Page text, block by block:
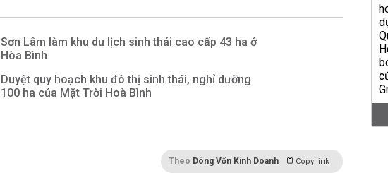
Sơn Lâm làm khu du lịch sinh thái cao cấp 43 ha ở
Hòa Bình
Duyệt quy hoạch khu đô thị sinh thái, nghỉ dưỡng
100 ha của Mặt Trời Hoà Bình
Theo Dòng Vốn Kinh Doanh Copy link